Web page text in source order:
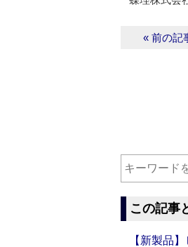
« 前の記
この記事
【新製品